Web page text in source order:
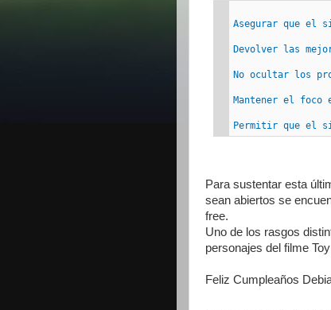
Asegurar que el
Devolver las
No ocultar los
Mantener el foco
Permitir que el
Para sustentar esta
sean abiertos se
free.
Uno de los rasgos
personajes del filme
Feliz Cumpleaños